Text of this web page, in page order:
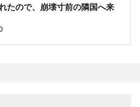
たので、崩壊寸前の隣国へ来